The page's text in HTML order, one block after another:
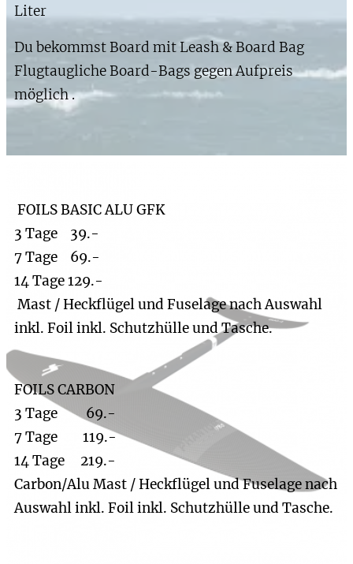
Liter
Du bekommst Board mit Leash & Board Bag
Flugtaugliche Board-Bags gegen Aufpreis
möglich .
FOILS BASIC ALU GFK
3 Tage 39.-
7 Tage 69.-
14 Tage 129.-
Mast / Heckflügel und Fuselage nach Auswahl
inkl. Foil inkl. Schutzhülle und Tasche.
FOILSCARBON
3 Tage 69.-
7 Tage 119.-
14 Tage 219.-
Carbon/Alu Mast / Heckflügel und Fuselage nach
Auswahl inkl. Foil inkl. Schutzhülle und Tasche.